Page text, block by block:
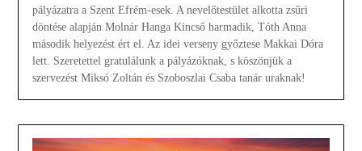
pályázatra a Szent Efrém-esek. A nevelőtestület alkotta zsűri
döntése alapján Molnár Hanga Kincső harmadik, Tóth Anna
második helyezést ért el. Az idei verseny győztese Makkai Dóra
lett. Szeretettel gratulálunk a pályázóknak, s köszönjük a
szervezést Miksó Zoltán és Szoboszlai Csaba tanár uraknak!